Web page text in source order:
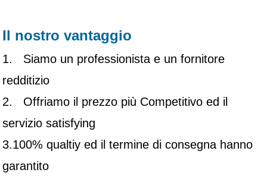
Il nostro vantaggio
1. Siamo un professionista e un fornitore
redditizio
2. Offriamo il prezzo più Competitivo ed il
servizio satisfying
3.100% qualtiy ed il termine di consegna hanno
garantito